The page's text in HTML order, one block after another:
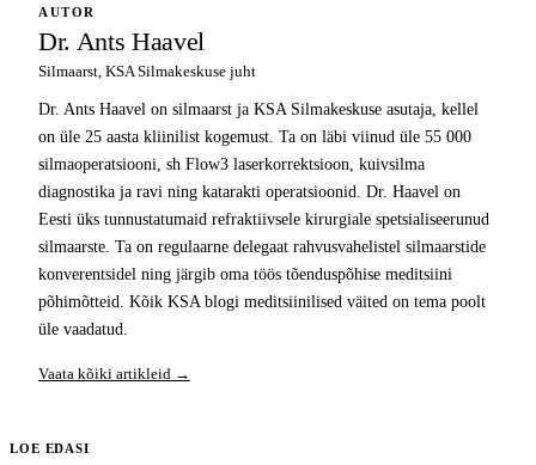
AUTOR
Dr. Ants Haavel
Silmaarst, KSA Silmakeskuse juht
Dr. Ants Haavel on silmaarst ja KSA Silmakeskuse asutaja, kellel
on üle 25 aasta kliinilist kogemust. Ta on läbi viinud üle 55 000
silmaoperatsiooni, sh Flow3 laserkorrektsioon, kuivsilma
diagnostika ja ravi ning katarakti operatsioonid. Dr. Haavel on
Eesti üks tunnustatumaid refraktiivsele kirurgiale spetsialiseerunud
silmaarste. Ta on regulaarne delegaat rahvusvahelistel silmaarstide
konverentsidel ning järgib oma töös tõenduspõhise meditsiini
põhimõtteid. Kõik KSA blogi meditsiinilised väited on tema poolt
üle vaadatud.
Vaata kõiki artikleid →
LOE EDASI